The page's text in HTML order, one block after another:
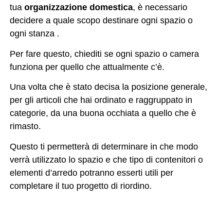
tua organizzazione domestica, è necessario
decidere a quale scopo destinare ogni spazio o
ogni stanza .
Per fare questo, chiediti se ogni spazio o camera
funziona per quello che attualmente c’è.
Una volta che è stato decisa la posizione generale,
per gli articoli che hai ordinato e raggruppato in
categorie, da una buona occhiata a quello che è
rimasto.
Questo ti permetterà di determinare in che modo
verrà utilizzato lo spazio e che tipo di contenitori o
elementi d’arredo potranno esserti utili per
completare il tuo progetto di riordino.